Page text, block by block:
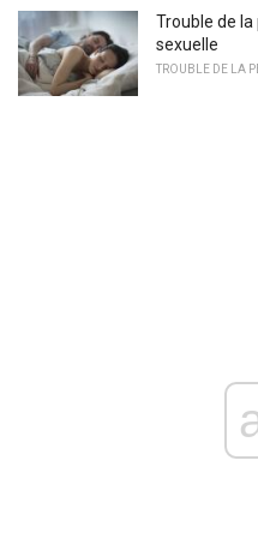
Trouble de
sexuelle
TROUBLE DE LA